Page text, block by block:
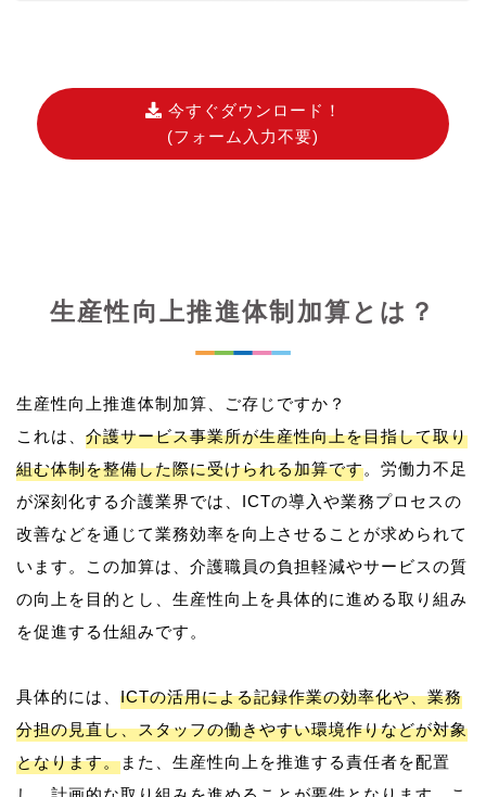
今すぐダウンロード！
(フォーム入力不要)
生産性向上推進体制加算とは？
生産性向上推進体制加算、ご存じですか？
これは、 介護サービス事業所が生産性向上を目指して取り
組む体制を整備した際に受けられる加算です。労働力不足
が深刻化する介護業界では、ICTの導入や業務プロセスの
改善などを通じて業務効率を向上させることが求められて
います。この加算は、介護職員の負担軽減やサービスの質
の向上を目的とし、生産性向上を具体的に進める取り組み
を促進する仕組みです。
具体的には、 ICTの活用による記録作業の効率化や、業務
分担の見直し、スタッフの働きやすい環境作りなどが対象
となります。また、生産性向上を推進する責任者を配置